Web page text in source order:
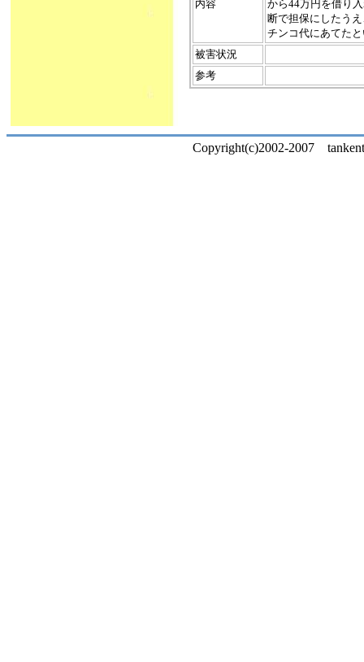
内容
から44万円を借り
断で担保にしたう
チンコ代にあてた
被害状況
参考
Copyright(c)2002-2007